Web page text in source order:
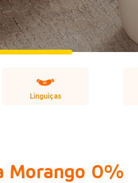
Linguiças
Morango 0%